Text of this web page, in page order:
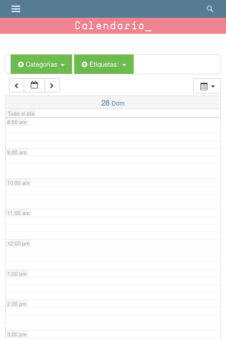
Calendario
Categorías Etiquetas:
28 Dom
Todo el día
6:00 am
7:00 am
8:00 am
9:00 am
10:00 am
11:00 am
12:00 pm
1:00 pm
2:00 pm
3:00 pm